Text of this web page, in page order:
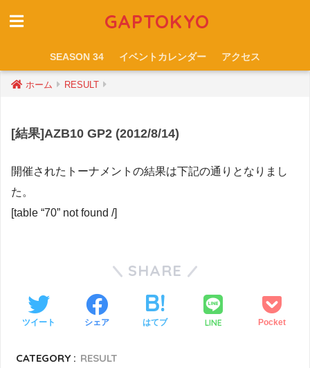
GAPTOKYO
SEASON 34 イベントカレンダー アクセス
ホーム RESULT
[結果]AZB10 GP2 (2012/8/14)
開催されたトーナメントの結果は下記の通りとなりまし
た。
[table “70” not found /]
SHARE
ツイート シェア はてブ LINE Pocket
CATEGORY : RESULT